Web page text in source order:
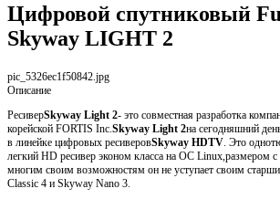
Цифровой спутниковый
Skyway LIGHT 2
pic_5326ec1f50842.jpg
Описание
РесиверSkyway Light 2- это совместная разработка
корейской FORTIS Inc.Skyway Light 2на сегодняшний
в линейке цифровых ресиверовSkyway HDTV. Это
легкий HD ресивер эконом класса на ОС Linux,размером
многим своим возможностям он не уступает своим
Classic 4 и Skyway Nano 3.